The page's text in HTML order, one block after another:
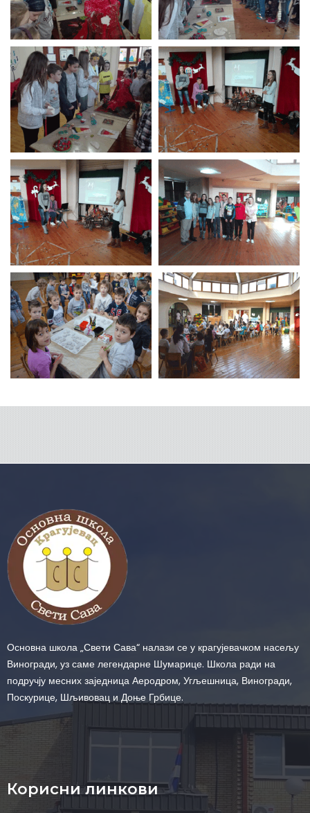
Основна школа „Свети Сава“ налази се у крагујевачком насељу
Виногради, уз саме легендарне Шумарице. Школа ради на
подручју месних заједница Аеродром, Угљешница, Виногради,
Поскурице, Шљивовац и Доње Грбице.
Корисни линкови